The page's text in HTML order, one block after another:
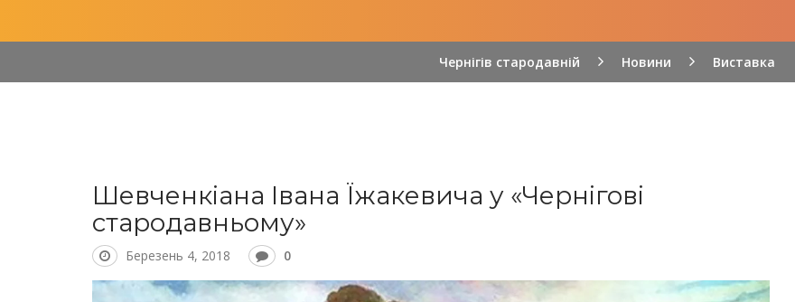
Чернігів стародавній Новини Виставка
Шевченкіана Івана Їжакевича у «Чернігові
стародавньому»
Березень 4, 2018 0